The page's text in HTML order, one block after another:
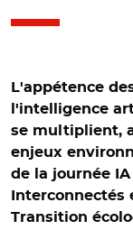
L'appétence
l'intelligence
se multiplient,
enjeux
de la journée
Transition
©
Marie, Gregory